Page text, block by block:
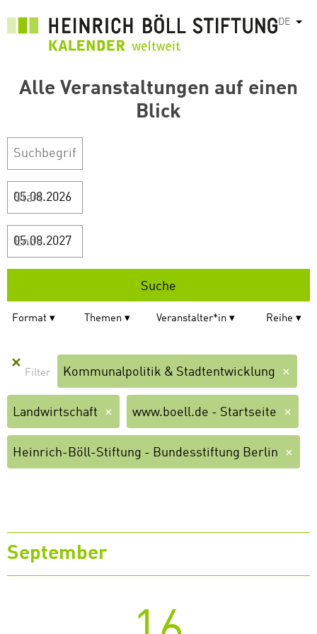
DE
Alle Veranstaltungen auf einen
Blick
Start
Ende
Format Themen Veranstalter*in Reihe
✕
Kommunalpolitik & Stadtentwicklung
Landwirtschaft www.boell.de - Startseite
Heinrich-Böll-Stiftung - Bundesstiftung Berlin
September